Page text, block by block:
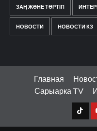
ЗАҢ ЖӘНЕ ТӘРТІП
НОВОСТИ НОВОСТИ КЗ
Главная
Сарыарка TV
TT